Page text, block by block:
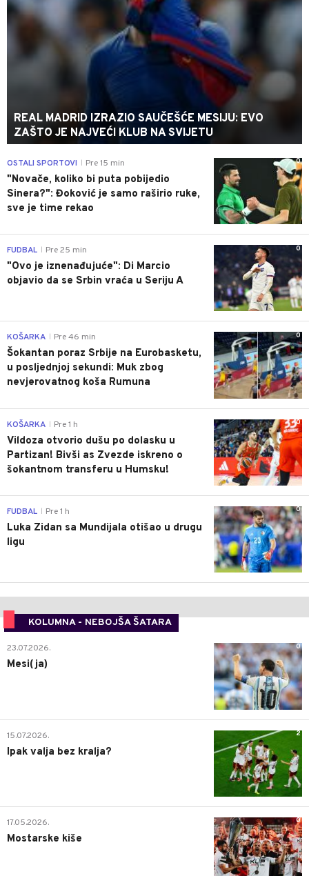
REAL MADRID IZRAZIO SAUČEŠĆE MESIJU: EVO
ZAŠTO JE NAJVEĆI KLUB NA SVIJETU
0
OSTALI SPORTOVI Pre 15 min
"Novače, koliko bi puta pobijedio
Sinera?": Đoković je samo raširio ruke,
sve je time rekao
0
FUDBAL Pre 25 min
"Ovo je iznenađujuće": Di Marcio
objavio da se Srbin vraća u Seriju A
0
KOŠARKA Pre 46 min
Šokantan poraz Srbije na Eurobasketu,
u posljednjoj sekundi: Muk zbog
nevjerovatnog koša Rumuna
0
KOŠARKA Pre 1 h
Vildoza otvorio dušu po dolasku u
Partizan! Bivši as Zvezde iskreno o
šokantnom transferu u Humsku!
0
FUDBAL Pre 1 h
Luka Zidan sa Mundijala otišao u drugu
ligu
KOLUMNA - NEBOJŠA ŠATARA
0
23.07.2026.
Mesi(ja)
2
15.07.2026.
Ipak valja bez kralja?
0
17.05.2026.
Mostarske kiše